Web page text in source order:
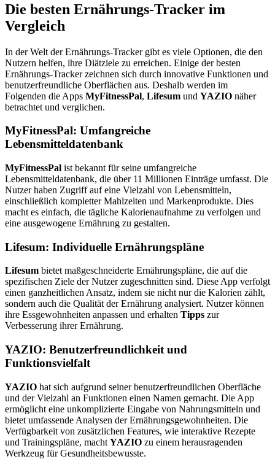
Die besten Ernährungs-Tracker im
Vergleich
In der Welt der Ernährungs-Tracker gibt es viele Optionen, die den
Nutzern helfen, ihre Diätziele zu erreichen. Einige der besten
Ernährungs-Tracker zeichnen sich durch innovative Funktionen und
benutzerfreundliche Oberflächen aus. Deshalb werden im
Folgenden die Apps MyFitnessPal, Lifesum und YAZIO näher
betrachtet und verglichen.
MyFitnessPal: Umfangreiche
Lebensmitteldatenbank
MyFitnessPal ist bekannt für seine umfangreiche
Lebensmitteldatenbank, die über 11 Millionen Einträge umfasst. Die
Nutzer haben Zugriff auf eine Vielzahl von Lebensmitteln,
einschließlich kompletter Mahlzeiten und Markenprodukte. Dies
macht es einfach, die tägliche Kalorienaufnahme zu verfolgen und
eine ausgewogene Ernährung zu gestalten.
Lifesum: Individuelle Ernährungspläne
Lifesum bietet maßgeschneiderte Ernährungspläne, die auf die
spezifischen Ziele der Nutzer zugeschnitten sind. Diese App verfolgt
einen ganzheitlichen Ansatz, indem sie nicht nur die Kalorien zählt,
sondern auch die Qualität der Ernährung analysiert. Nutzer können
ihre Essgewohnheiten anpassen und erhalten Tipps zur
Verbesserung ihrer Ernährung.
YAZIO: Benutzerfreundlichkeit und
Funktionsvielfalt
YAZIO hat sich aufgrund seiner benutzerfreundlichen Oberfläche
und der Vielzahl an Funktionen einen Namen gemacht. Die App
ermöglicht eine unkomplizierte Eingabe von Nahrungsmitteln und
bietet umfassende Analysen der Ernährungsgewohnheiten. Die
Verfügbarkeit von zusätzlichen Features, wie interaktive Rezepte
und Trainingspläne, macht YAZIO zu einem herausragenden
Werkzeug für Gesundheitsbewusste.